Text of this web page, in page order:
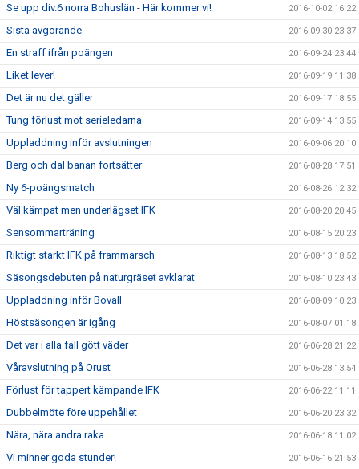
Se upp div.6 norra Bohuslän - Här kommer vi! 2016-10-02 16:22
Sista avgörande 2016-09-30 23:37
En straff ifrån poängen 2016-09-24 23:44
Liket lever! 2016-09-19 11:38
Det är nu det gäller 2016-09-17 18:55
Tung förlust mot serieledarna 2016-09-14 13:55
Uppladdning inför avslutningen 2016-09-06 20:10
Berg och dal banan fortsätter 2016-08-28 17:51
Ny 6-poängsmatch 2016-08-26 12:32
Väl kämpat men underlägset IFK 2016-08-20 20:45
Sensommarträning 2016-08-15 20:23
Riktigt starkt IFK på frammarsch 2016-08-13 18:52
Säsongsdebuten på naturgräset avklarat 2016-08-10 23:43
Uppladdning inför Bovall 2016-08-09 10:23
Höstsäsongen är igång 2016-08-07 01:18
Det var i alla fall gött väder 2016-06-28 21:22
Våravslutning på Orust 2016-06-28 13:54
Förlust för tappert kämpande IFK 2016-06-22 11:11
Dubbelmöte före uppehållet 2016-06-20 23:32
Nära, nära andra raka 2016-06-18 11:02
Vi minner goda stunder! 2016-06-16 21:53